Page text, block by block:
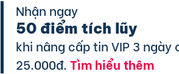
Nhận ngay
50 điểm tích lũy
khi nâng cấp tin VIP 3 ngày
25.000đ.Tìm hiểu thêm